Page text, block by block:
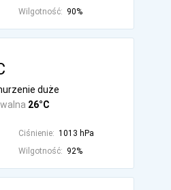
Wilgotność: 90%
26°C
duże
Ciśnienie: 1013 hPa
Wilgotność: 92%